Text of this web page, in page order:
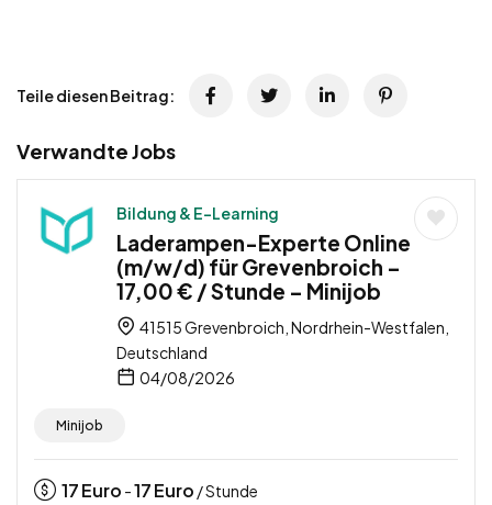
Teile diesen Beitrag:
Verwandte Jobs
Bildung & E-Learning
Laderampen-Experte Online
(m/w/d) für Grevenbroich –
17,00 € / Stunde – Minijob
41515 Grevenbroich, Nordrhein-Westfalen,
Deutschland
04/08/2026
Minijob
17Euro -17Euro / Stunde